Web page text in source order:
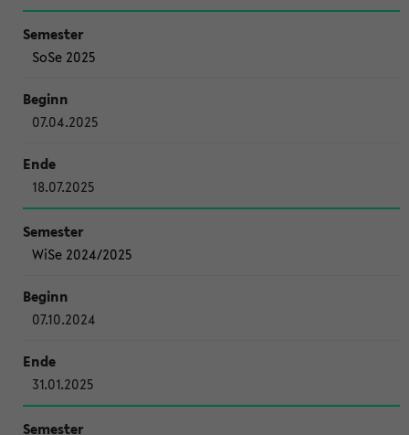
SoSe 2025
07.04.2025
18.07.2025
WiSe 2024/2025
07.10.2024
31.01.2025